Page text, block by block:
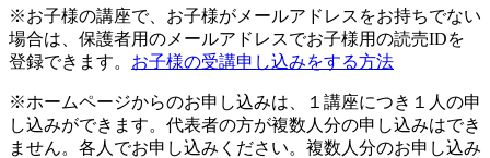
※お子様の講座で、お子様がメールアドレスをお持ちでない
場合は、保護者用のメールアドレスでお子様用の読売IDを
登録できます。 お子様の受講申し込みをする方法
※ホームページからのお申し込みは、１講座につき１人の申
し込みができます。代表者の方が複数人分の申し込みはでき
ません。各人でお申し込みください。複数人分のお申し込み